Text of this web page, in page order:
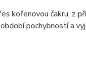
kořenovou čakru, z
pochybností a